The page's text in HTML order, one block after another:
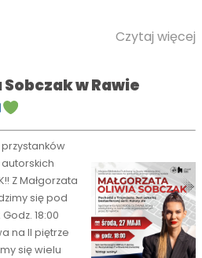
Czytaj więcej
w Rawie
Z Małgorzata
się pod
18:00
na II piętrze
się wielu